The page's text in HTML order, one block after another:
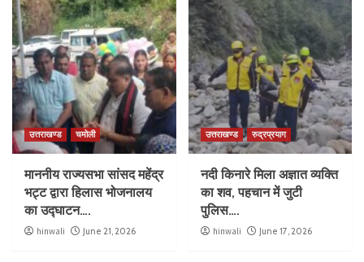
उत्तराखण्ड चमोली
माननीय राज्यसभा सांसद महेंद्र
भट्ट द्वारा हिलास भोजनालय
का उद्घाटन….
hinwali June 21, 2026
उत्तराखण्ड रुद्रप्रयाग
नदी किनारे मिला अज्ञात व्यक्ति
का शव, पहचान में जुटी
पुलिस….
hinwali June 17, 2026